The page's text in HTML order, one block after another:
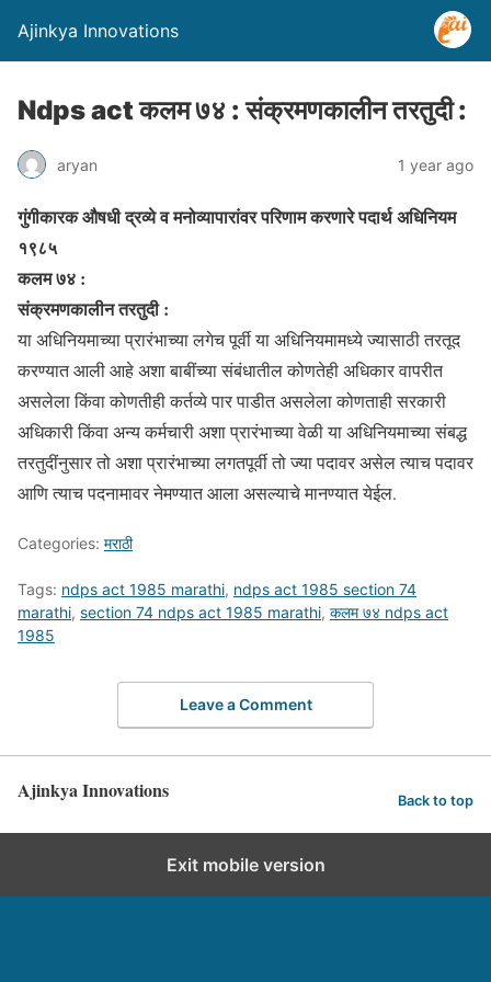
Ajinkya Innovations
Ndps act कलम ७४ : संक्रमणकालीन तरतुदी :
aryan 1 year ago
गुंगीकारक औषधी द्रव्ये व मनोव्यापारांवर परिणाम करणारे पदार्थ अधिनियम
१९८५
कलम ७४ :
संक्रमणकालीन तरतुदी :
या अधिनियमाच्या प्रारंभाच्या लगेच पूर्वी या अधिनियमामध्ये ज्यासाठी तरतूद
करण्यात आली आहे अशा बाबींच्या संबंधातील कोणतेही अधिकार वापरीत
असलेला किंवा कोणतीही कर्तव्ये पार पाडीत असलेला कोणताही सरकारी
अधिकारी किंवा अन्य कर्मचारी अशा प्रारंभाच्या वेळी या अधिनियमाच्या संबद्ध
तरतुदींनुसार तो अशा प्रारंभाच्या लगतपूर्वी तो ज्या पदावर असेल त्याच पदावर
आणि त्याच पदनामावर नेमण्यात आला असल्याचे मानण्यात येईल.
Categories: मराठी
Tags: ndps act 1985 marathi, ndps act 1985 section 74
marathi, section 74 ndps act 1985 marathi, कलम ७४ ndps act
1985
Leave a Comment
Ajinkya Innovations Back to top
Exit mobile version